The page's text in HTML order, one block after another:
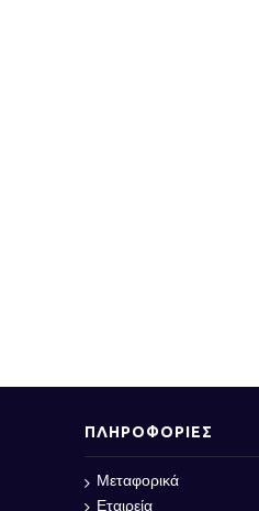
ΠΛΗΡΟΦΟΡΙΕΣ
Μεταφορικά
Εταιρεία